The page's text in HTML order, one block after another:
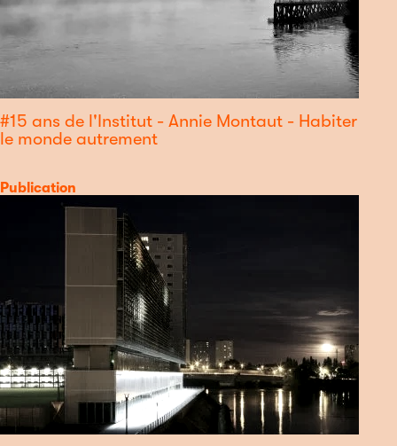
#15 ans de l'Institut - Annie Montaut - Habiter
le monde autrement
Catégorie
Publication